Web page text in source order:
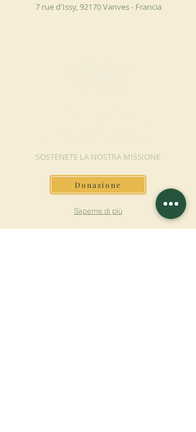
7 rue d'Issy, 92170 Vanves - Francia
SOSTENETE LA NOSTRA MISSIONE
Donazione
Saperne di più